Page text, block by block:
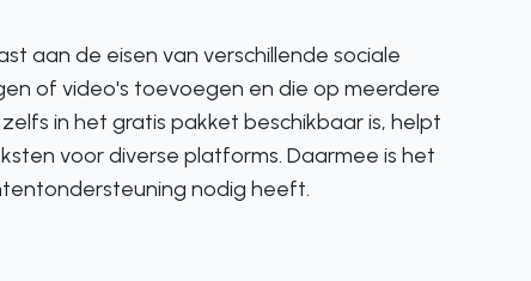
aan de eisen van verschillende sociale
of video's toevoegen en die op meerdere
in het gratis pakket beschikbaar is, helpt
voor diverse platforms. Daarmee is het
nodig heeft.